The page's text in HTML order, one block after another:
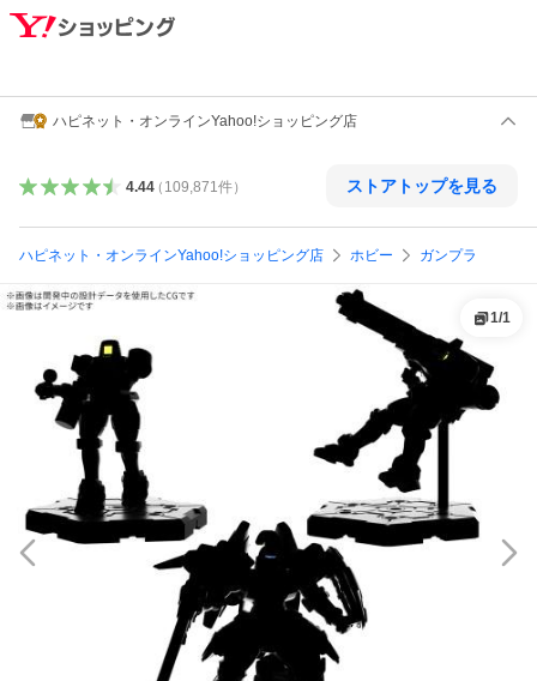
ハピネット・オンラインYahoo!ショッピング店
4.44（ 109,871件） ストアトップを見る
ハピネット・オンラインYahoo!ショッピング店 ホビー ガンプラ
1/1